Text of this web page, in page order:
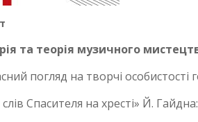
та теорія музичного
погляд на творчі
слів Спасителя на хресті» Й.